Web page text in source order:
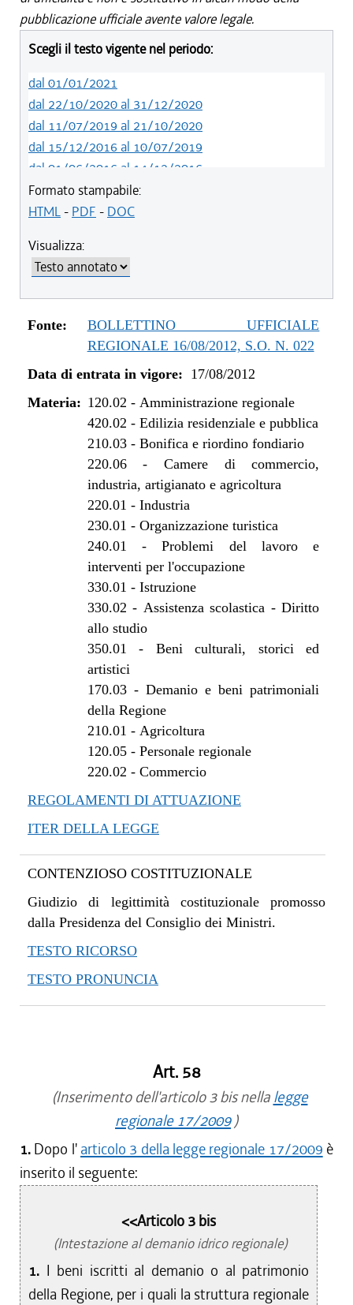
pubblicazione ufficiale avente valore legale.
Scegli il testo vigente nel periodo:
dal 01/01/2021
dal 22/10/2020 al 31/12/2020
dal 11/07/2019 al 21/10/2020
dal 15/12/2016 al 10/07/2019
dal 01/06/2016 al 14/12/2016
dal 26/02/2016 al 31/05/2016
dal 01/07/2015 al 25/02/2016
dal 20/11/2014 al 06/01/2015
dal 11/04/2014 al 19/11/2014
dal 12/12/2013 al 10/04/2014
dal 16/11/2013 al 11/12/2013
dal 01/08/2013 al 15/11/2013
dal 29/12/2012 al 06/01/2013
dal 17/08/2012 al 28/12/2012
Formato stampabile:
HTML- PDF - DOC
Visualizza:
Fonte:
BOLLETTINO UFFICIALE
REGIONALE 16/08/2012, S.O. N. 022
Data di entrata in vigore: 17/08/2012
Materia: 120.02 - Amministrazione regionale
420.02 - Edilizia residenziale e pubblica
210.03- Bonifica e riordino fondiario
220.06-Camere di commercio,
industria, artigianato e agricoltura
220.01 - Industria
230.01 - Organizzazione turistica
240.01 -Problemi del lavoro e
interventi per l'occupazione
330.01 - Istruzione
330.02 - Assistenza scolastica - Diritto
allo studio
350.01 - Beni culturali, storici ed
artistici
170.03- Demanio e beni patrimoniali
della Regione
210.01 - Agricoltura
120.05- Personale regionale
220.02 - Commercio
REGOLAMENTI DI ATTUAZIONE
ITER DELLA LEGGE
CONTENZIOSO COSTITUZIONALE
Giudizio di legittimità costituzionale promosso
dalla Presidenza del Consiglio dei Ministri.
TESTO RICORSO
TESTO PRONUNCIA
Art. 58
(Inserimento dell'articolo 3 bis nella legge
regionale 17/2009)
1. Dopo l' articolo 3 della legge regionale 17/2009 è
inserito il seguente:
<<Articolo 3 bis
(Intestazione al demanio idrico regionale)
1. I beni iscritti al demanio o al patrimonio
della Regione, per i quali la struttura regionale